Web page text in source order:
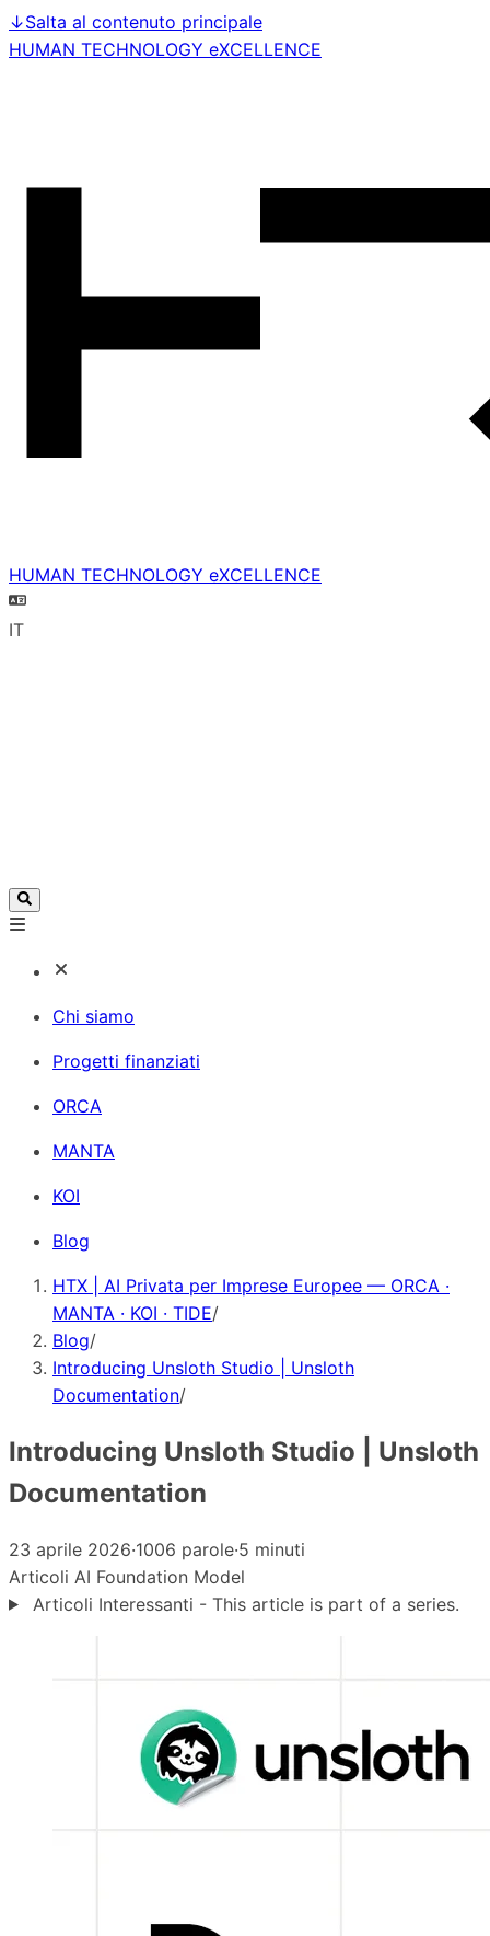
↓Salta al contenuto principale
HUMAN TECHNOLOGY eXCELLENCE
HUMAN TECHNOLOGY eXCELLENCE
IT
Chi siamo
Progetti finanziati
ORCA
MANTA
KOI
Blog
HTX | AI Privata per Imprese Europee — ORCA ·
MANTA · KOI · TIDE/
Blog/
Introducing Unsloth Studio | Unsloth
Documentation/
Introducing Unsloth Studio | Unsloth
Documentation
23 aprile 2026·1006 parole·5 minuti
Articoli AI Foundation Model
Articoli Interessanti - This article is part of a series.